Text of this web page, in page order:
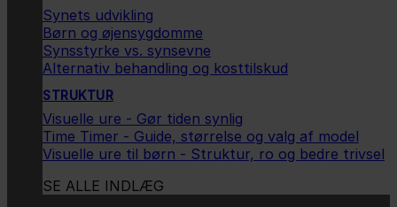
Synets udvikling
Børn og øjensygdomme
Synsstyrke vs. synsevne
Alternativ behandling og kosttilskud
STRUKTUR
Visuelle ure - Gør tiden synlig
Time Timer - Guide, størrelse og valg af model
Visuelle ure til børn - Struktur, ro og bedre trivsel
SE ALLE INDLÆG